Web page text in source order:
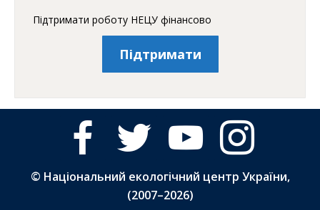
Підтримати роботу НЕЦУ фінансово
Підтримати
facebook twitter youtube instagram
© Національний екологічний центр України,
(2007–2026)